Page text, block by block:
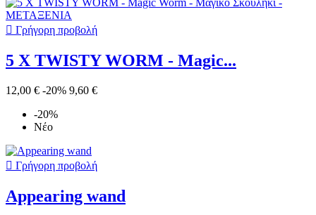
 Γρήγορη προβολή
5 X TWISTY WORM - Magic...
12,00 € -20% 9,60 €
-20%
Νέο
 Γρήγορη προβολή
Appearing wand